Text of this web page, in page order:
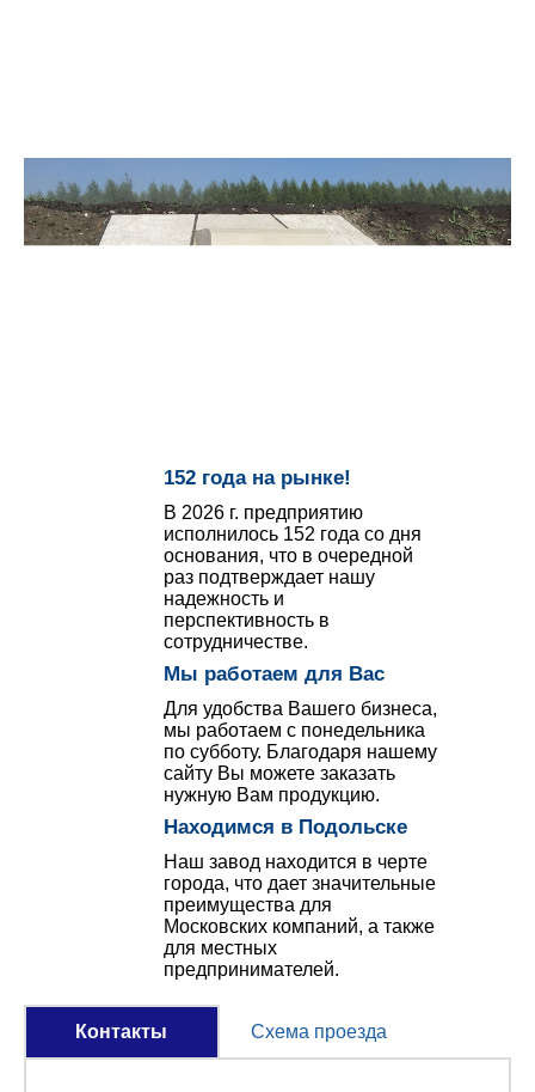
152 года на рынке!
В 2026 г. предприятию
исполнилось 152 года со дня
основания, что в очередной
раз подтверждает нашу
надежность и
перспективность в
сотрудничестве.
Мы работаем для Вас
Для удобства Вашего бизнеса,
мы работаем с понедельника
по субботу. Благодаря нашему
сайту Вы можете заказать
нужную Вам продукцию.
Находимся в Подольске
Наш завод находится в черте
города, что дает значительные
преимущества для
Московских компаний, а также
для местных
предпринимателей.
Контакты Схема проезда